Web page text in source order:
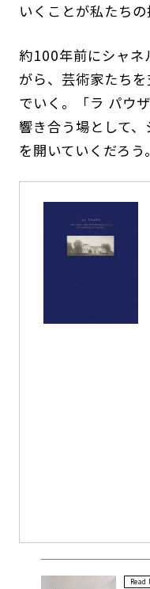
いくことが私たち
約100年前にシャネ
がら、芸術家たち
でいく。「ラ パウ
響き合う場として
を開いていくだろう。
Read